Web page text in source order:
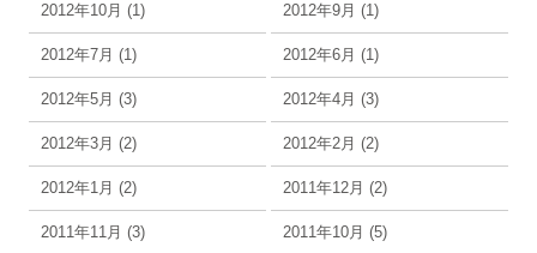
2012年10月 (1) 2012年9月 (1)
2012年7月 (1) 2012年6月 (1)
2012年5月 (3) 2012年4月 (3)
2012年3月 (2) 2012年2月 (2)
2012年1月 (2) 2011年12月 (2)
2011年11月 (3) 2011年10月 (5)